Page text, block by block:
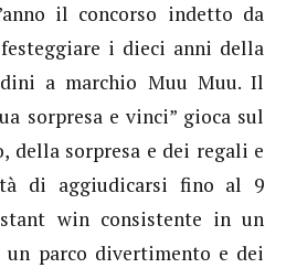
il concorso indetto da
i dieci anni della
a marchio Muu Muu. Il
sorpresa e vinci” gioca sul
della sorpresa e dei regali e
di aggiudicarsi fino al 9
win consistente in un
un parco divertimento e dei